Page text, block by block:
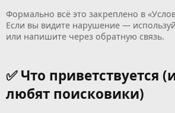
Формально всё это закреплено в
Если вы видите нарушение —
или напишите через обратную связь.
✅ Что приветствуется
любят поисковики)